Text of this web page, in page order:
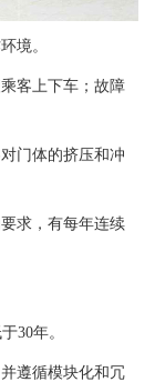
境。
客上下车；故障
门体的挤压和冲
求，有每年连续
30年。
遵循模块化和冗